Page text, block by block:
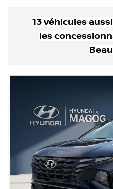
13véhicules
les